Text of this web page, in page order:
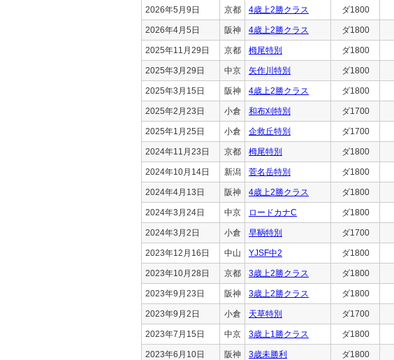
2026年5月9日 京都 4歳上2勝クラス ダ1800
2026年4月5日 阪神 4歳上2勝クラス ダ1800
2025年11月29日 京都 栂尾特別 ダ1800
2025年3月29日 中京 矢作川特別 ダ1800
2025年3月15日 阪神 4歳上2勝クラス ダ1800
2025年2月23日 小倉 和布刈特別 ダ1700
2025年1月25日 小倉 企救丘特別 ダ1700
2024年11月23日 京都 栂尾特別 ダ1800
2024年10月14日 新潟 菅名岳特別 ダ1800
2024年4月13日 阪神 4歳上2勝クラス ダ1800
2024年3月24日 中京 ロードカナC ダ1800
2024年3月2日 小倉 早鞆特別 ダ1700
2023年12月16日 中山 YJSF中2 ダ1800
2023年10月28日 京都 3歳上2勝クラス ダ1800
2023年9月23日 阪神 3歳上2勝クラス ダ1800
2023年9月2日 小倉 天草特別 ダ1700
2023年7月15日 中京 3歳上1勝クラス ダ1800
2023年6月10日 阪神 3歳未勝利 ダ1800